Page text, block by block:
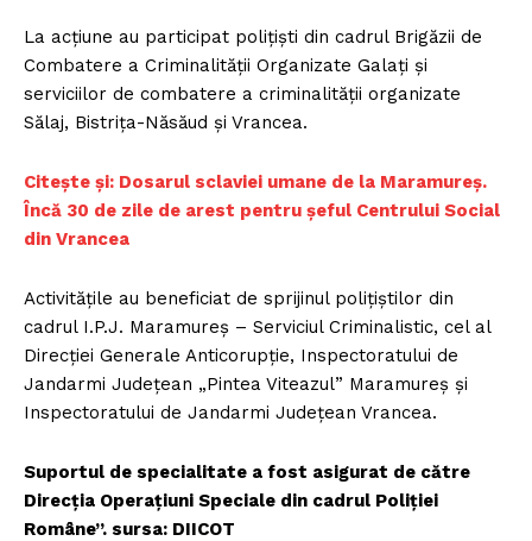
La acțiune au participat polițiști din cadrul Brigăzii de
Combatere a Criminalității Organizate Galați și
serviciilor de combatere a criminalității organizate
Sălaj, Bistrița-Năsăud și Vrancea.
Citește și: Dosarul sclaviei umane de la Maramureș.
Încă 30 de zile de arest pentru șeful Centrului Social
din Vrancea
Activitățile au beneficiat de sprijinul polițiștilor din
cadrul I.P.J. Maramureș – Serviciul Criminalistic, cel al
Direcției Generale Anticorupție, Inspectoratului de
Jandarmi Județean „Pintea Viteazul” Maramureș și
Inspectoratului de Jandarmi Județean Vrancea.
Suportul de specialitate a fost asigurat de către
Direcţia Operaţiuni Speciale din cadrul Poliției
Române”. sursa: DIICOT